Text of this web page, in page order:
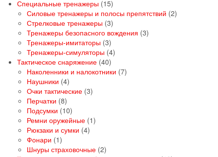
товаров
Специальные тренажеры 1515
товаров
Силовые тренажеры и полосы препятствий 22
Стрелковые тренажеры 33
товара
Тренажеры безопасного вождения 33
Тренажеры-имитаторы 33
товара
Тренажеры-симуляторы 44
Тактическое снаряжение 4040
товаров
Наколенники и налокотники 77
Наушники 44
товара
Очки тактические 33
Перчатки 88
товаров
Подсумки 1010
товаров
Ремни оружейные 11
Рюкзаки и сумки 44
Фонари 11
товар
Шнуры страховочные 22